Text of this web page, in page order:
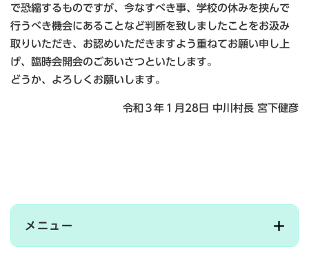
で恐縮するものですが、今なすべき事、学校の休みを挟んで
行うべき機会にあることなど判断を致しましたことをお汲み
取りいただき、お認めいただきますよう重ねてお願い申し上
げ、臨時会開会のごあいさつといたします。
どうか、よろしくお願いします。
令和３年１月28日 中川村長 宮下健彦
メニュー